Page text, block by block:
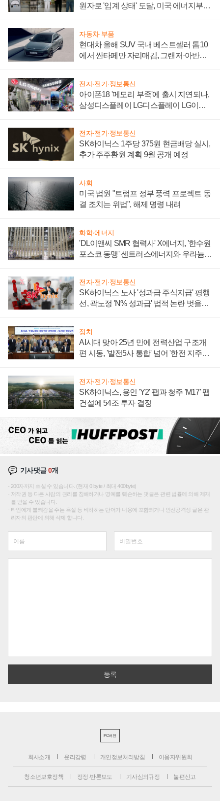
원자로 '임계 상태' 도달, 미국 에너지부
자동차·부품
현대차 올해 SUV 국내 베스트셀러 톱10
에서 싼타페만 자리매김, 그랜저·아반떼
전자·전기·정보통신
아이폰18 '메모리 부족'에 출시 지연되나,
삼성디스플레이 LG디스플레이 LG이노
전자·전기·정보통신
SK하이닉스 1주당 375원 현금배당 실시,
추가 주주환원 계획 9월 공개 예정
사회
미국 법원 "트럼프 정부 풍력 프로젝트 동
결 조치는 위법", 해제 명령 내려
화학·에너지
'DL이앤씨 SMR 협력사' X에너지, '한수원
포스코 동맹' 센트러스에너지와 우라늄
전자·전기·정보통신
SK하이닉스 노사 '성과급 주식지급' 평행
선, 곽노정 'N% 성과급' 법적 논란 벗을지
정치
AI시대 맞아 25년 만에 전력산업 구조개
편 시동, '발전5사 통합' 넘어 '한전 지주사'
전자·전기·정보통신
SK하이닉스, 용인 'Y2' 팹과 청주 'M17' 팹
건설에 54조 투자 결정
기사댓글0개
200자까지 쓰실 수 있습니다. (현재 0 byte / 최대 400byte)
저작권 등 다른 사람의 권리를 침해하거나 명예를 훼손하는 댓글은 관련 법률에 의해 제재
를 받을 수 있습니다.
타인에게 불쾌감을 주는 욕설 등 비하하는 단어가 내용에 포함되거나 인신공격성 글은 관
리자의 판단에 의해 삭제 합니다.
PC버전
회사소개 윤리강령 개인정보처리방침 이용자위원회
청소년보호정책 정정·반론보도 기사심의규정 불편신고